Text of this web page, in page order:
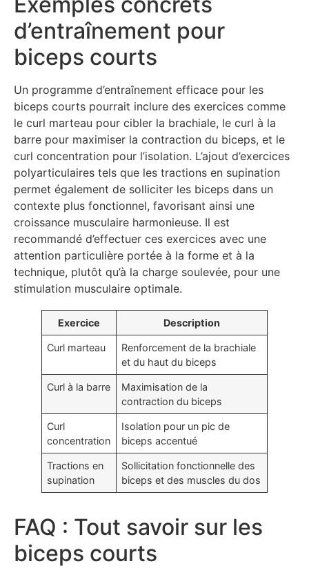
d’entraînement pour
biceps courts
Un programme d’entraînement efficace pour les
biceps courts pourrait inclure des exercices comme
le curl marteau pour cibler la brachiale, le curl à la
barre pour maximiser la contraction du biceps, et le
curl concentration pour l’isolation. L’ajout d’exercices
polyarticulaires tels que les tractions en supination
permet également de solliciter les biceps dans un
contexte plus fonctionnel, favorisant ainsi une
croissance musculaire harmonieuse. Il est
recommandé d’effectuer ces exercices avec une
attention particulière portée à la forme et à la
technique, plutôt qu’à la charge soulevée, pour une
stimulation musculaire optimale.
Exercice Description
Curl marteau
Renforcement de la brachiale
et du haut du biceps
Curl à la barre
Maximisation de la
contraction du biceps
Curl
concentration
Isolation pour un pic de
biceps accentué
Tractions en
supination
Sollicitation fonctionnelle des
biceps et des muscles du dos
FAQ : Tout savoir sur les
biceps courts